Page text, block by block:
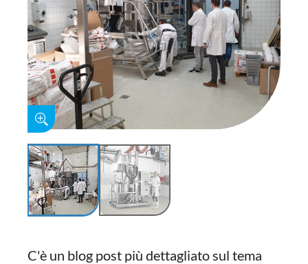
C'è un blog post più dettagliato sul tema